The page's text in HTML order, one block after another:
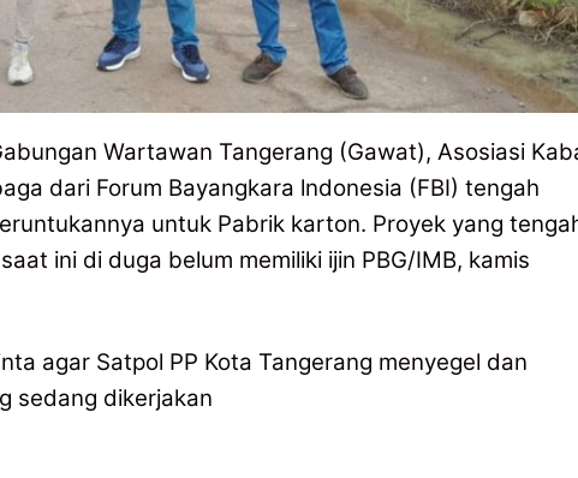
Wartawan Tangerang (Gawat), Asosiasi
dari Forum Bayangkara lndonesia (FBI) tengah
untuk Pabrik karton. Proyek yang
ini di duga belum memiliki ijin PBG/IMB, kamis
agar Satpol PP Kota Tangerang menyegel dan
sedang dikerjakan